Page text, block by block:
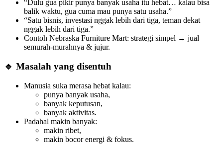
“Dulu gua pikir punya banyak usaha itu hebat… kalau bisa
balik waktu, gua cuma mau punya satu usaha.”
“Satu bisnis, investasi nggak lebih dari tiga, teman dekat
nggak lebih dari tiga.”
Contoh Nebraska Furniture Mart: strategi simpel → jual
semurah-murahnya & jujur.
🔹 Masalah yang disentuh
Manusia suka merasa hebat kalau:
punya banyak usaha,
banyak keputusan,
banyak aktivitas.
Padahal makin banyak:
makin ribet,
makin bocor energi & fokus.